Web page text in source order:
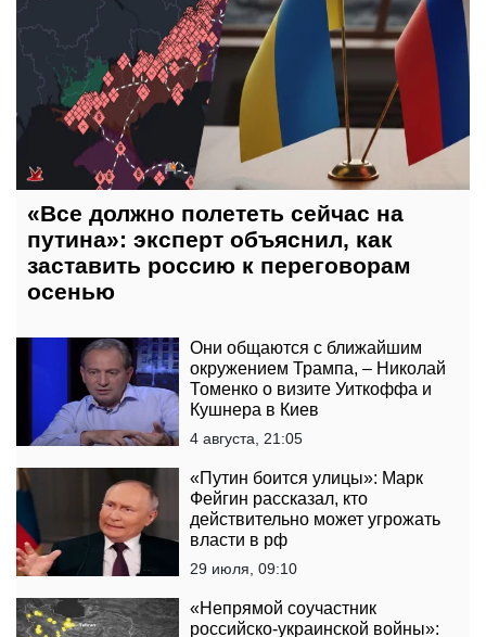
«Все должно полететь сейчас на
путина»: эксперт объяснил, как
заставить россию к переговорам
осенью
Они общаются с ближайшим
окружением Трампа, – Николай
Томенко о визите Уиткоффа и
Кушнера в Киев
4 августа, 21:05
«Путин боится улицы»: Марк
Фейгин рассказал, кто
действительно может угрожать
власти в рф
29 июля, 09:10
«Непрямой соучастник
российско-украинской войны»: